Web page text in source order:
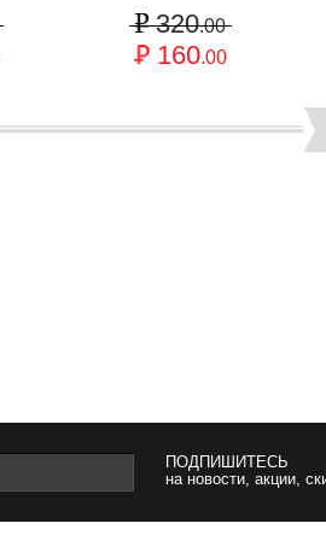
320.00
160.00
ПОДПИШИТЕСЬ
на новости, акции,